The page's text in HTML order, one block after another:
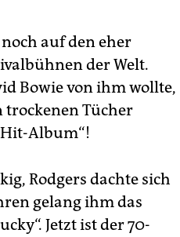
noch auf den eher
der Welt.
Bowie von ihm wollte,
trockenen Tücher
Album“!
Rodgers dachte sich
gelang ihm das
Jetzt ist der 70-